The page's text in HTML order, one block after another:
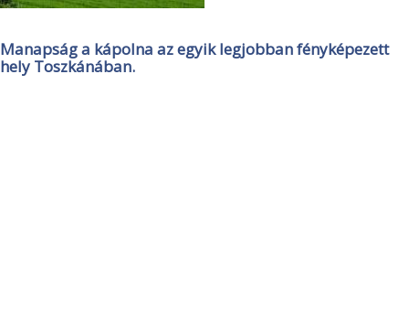
Manapság a kápolna az egyik legjobban fényképezett
hely Toszkánában.